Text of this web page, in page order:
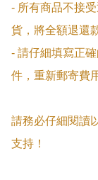
- 所有商品不接
貨，將全額退還
- 請仔細填寫正
件，重新郵寄費
請務必仔細閱讀
支持！